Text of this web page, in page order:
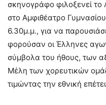
σκηνογράφο φιλοξενεί
στο Αμφιθέατρο
6.30μ.μ., για να
φορούσαν οι Έλληνες
σύμβολα του ήθους, των
Μέλη των χορευτικών
τιμώντας την εθνική